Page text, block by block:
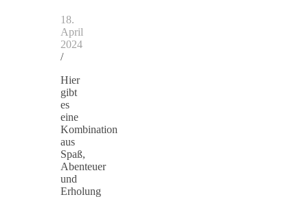
18.
April
2024
/
Hier
gibt
es
eine
Kombination
aus
Spaß,
Abenteuer
und
Erholung